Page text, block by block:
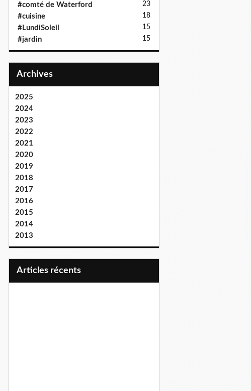
#comté de Waterford 23
#cuisine 18
#LundiSoleil 15
#jardin 15
Archives
2025
2024
2023
2022
2021
2020
2019
2018
2017
2016
2015
2014
2013
articles récents